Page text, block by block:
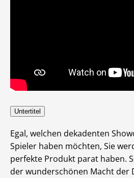
Untertitel
Egal, welchen dekadenten
Spieler haben möchten, Sie
perfekte Produkt parat haben.
der wunderschönen Macht der